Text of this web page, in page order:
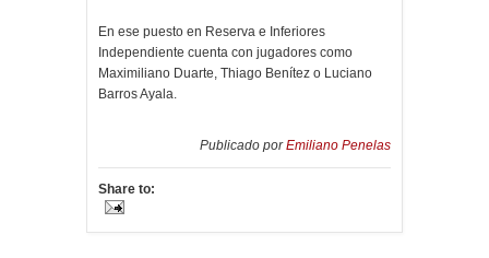
En ese puesto en Reserva e Inferiores
Independiente cuenta con jugadores como
Maximiliano Duarte, Thiago Benítez o Luciano
Barros Ayala.
Publicado porEmiliano Penelas
Share to: